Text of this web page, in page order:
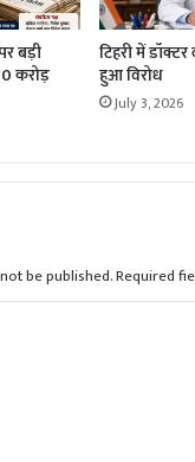
बड़ी
करोड़
टिहरी में
हुआ विरोध
July 3, 2026
be published.Required